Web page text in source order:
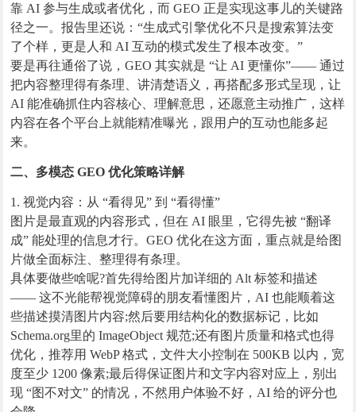
靠 AI 参与生成或者优化，而 GEO 正是实现这事儿的关键路
径之一。报告里还说：“生成式引擎优化不只是搜索算法变
了个样，更是人和 AI 互动的模式发生了根本改变。”
要是再往通俗了说，GEO 其实就是 “让 AI 更懂你”—— 通过
把内容整理得有条理、讲清楚语义，再搭配多形式呈现，让
AI 能准确抓住内容核心、理解意思，还愿意主动推广，这样
内容在各个平台上就能精准曝光，跟用户的互动也能多起
来。
二、多模态 GEO 优化策略详解
1. 视觉内容：从 “看得见” 到 “看得懂”
图片是最直观的内容形式，但在 AI 眼里，它得先被 “翻译
成” 能处理的信息才行。GEO 优化在这方面，重点就是给图
片做全面标注、整理得有条理。
具体要做些啥呢?首先得给图片加详细的 Alt 标签和描述
—— 这不光能帮视觉障碍的朋友看懂图片，AI 也能顺着这
些描述摸清图片内容;然后要用结构化的数据标记，比如
Schema.org里的 ImageObject 规范;还有图片质量和格式也得
优化，推荐用 WebP 格式，文件大小控制在 500KB 以内，宽
度至少 1200 像素;最后得保证图片和文字内容对应上，别出
现 “图不对文” 的情况，不然用户体验不好，AI 给的评分也